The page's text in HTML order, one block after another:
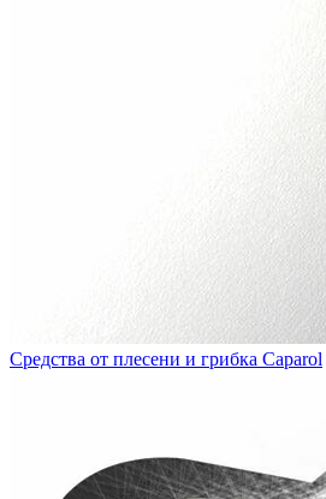
Средства от плесени и грибка Caparol